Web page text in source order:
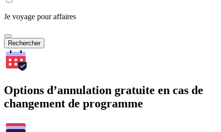
Je voyage pour affaires
Rechercher
Options d’annulation gratuite en cas de
changement de programme